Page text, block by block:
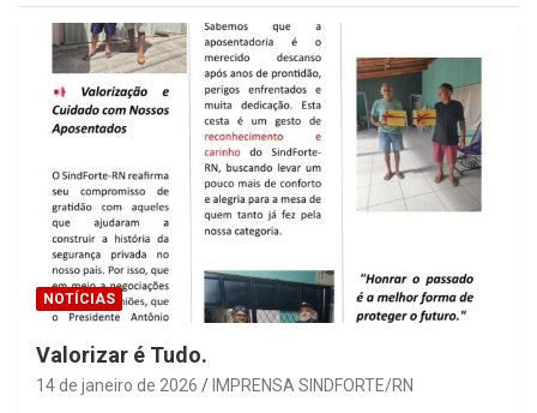
NOTÍCIAS
Valorizar é Tudo.
14 de janeiro de 2026 IMPRENSA SINDFORTE/RN